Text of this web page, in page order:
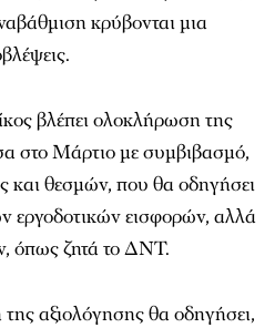
κρύβονται μια
βλέπει ολοκλήρωση της
στο Μάρτιο με συμβιβασμό,
και θεσμών, που θα οδηγήσει
εργοδοτικών εισφορών, αλλά
όπως ζητά το ΔΝΤ.
αξιολόγησης θα οδηγήσει,